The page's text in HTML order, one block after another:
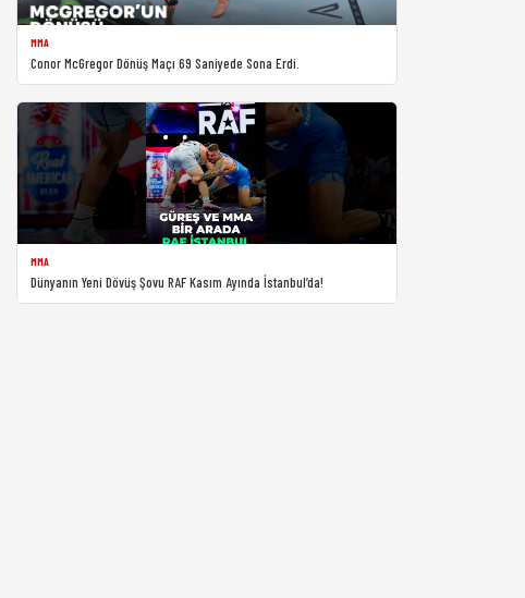
MMA
Conor McGregor Dönüş Maçı 69 Saniyede Sona Erdi.
MMA
Dünyanın Yeni Dövüş Şovu RAF Kasım Ayında İstanbul’da!